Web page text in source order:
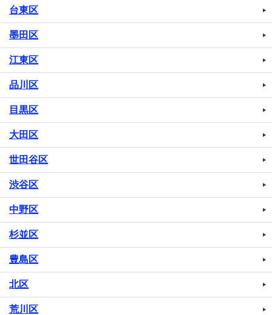
台東区
墨田区
江東区
品川区
目黒区
大田区
世田谷区
渋谷区
中野区
杉並区
豊島区
北区
荒川区